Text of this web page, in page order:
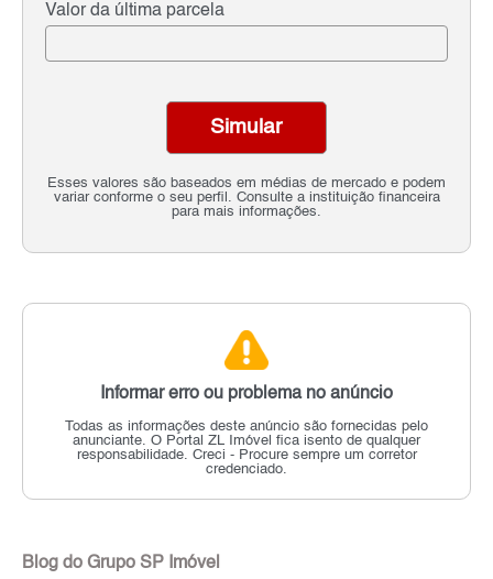
Valor da última parcela
Esses valores são baseados em médias de mercado e podem
variar conforme o seu perfil. Consulte a instituição financeira
para mais informações.
Simular
Informar erro ou problema no anúncio
Todas as informações deste anúncio são fornecidas pelo
anunciante. O Portal ZL Imóvel fica isento de qualquer
responsabilidade. Creci - Procure sempre um corretor
credenciado.
Blog do Grupo SP Imóvel